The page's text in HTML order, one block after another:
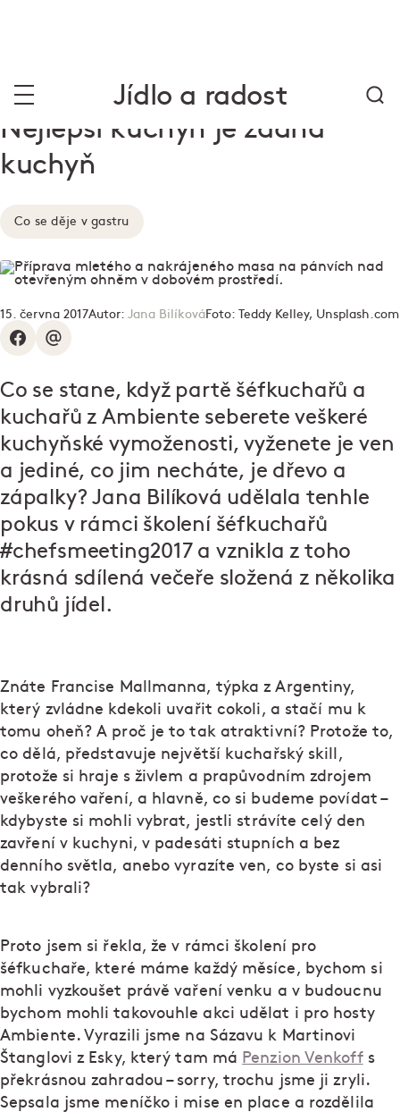
Jídlo a radost
Nejlepší kuchyň je žádná
kuchyň
Co se děje v gastru
15. června 2017Autor: Jana BilíkováFoto: Teddy Kelley, Unsplash.com
Co se stane, když partě šéfkuchařů a
kuchařů z Ambiente seberete veškeré
kuchyňské vymoženosti, vyženete je ven
a jediné, co jim necháte, je dřevo a
zápalky? Jana Bilíková udělala tenhle
pokus v rámci školení šéfkuchařů
#chefsmeeting2017a vznikla z toho
krásná sdílená večeře složená z několika
druhů jídel.
Znáte Francise Mallmanna, týpka z Argentiny,
který zvládne kdekoli uvařit cokoli, a stačí mu k
tomu oheň? A proč je to tak atraktivní? Protože to,
co dělá, představuje největší kuchařský skill,
protože si hraje s živlem a prapůvodním zdrojem
veškerého vaření, a hlavně, co si budeme povídat –
kdybyste si mohli vybrat, jestli strávíte celý den
zavření v kuchyni, v padesáti stupních a bez
denního světla, anebo vyrazíte ven, co byste si asi
tak vybrali?
Proto jsem si řekla, že v rámci školení pro
šéfkuchaře, které máme každý měsíce, bychom si
mohli vyzkoušet právě vaření venku a v budoucnu
bychom mohli takovouhle akci udělat i pro hosty
Ambiente. Vyrazili jsme na Sázavu k Martinovi
Štanglovi z Esky, který tam má Penzion Venkoffs
překrásnou zahradou – sorry, trochu jsme ji zryli.
Sepsala jsme meníčko i mise en place a rozdělila